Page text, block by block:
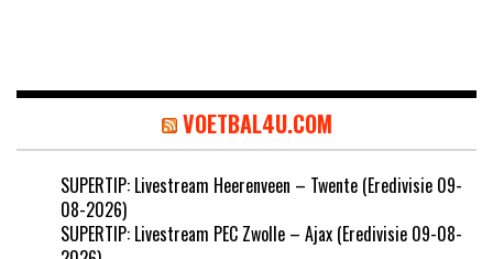
VOETBAL4U.COM
SUPERTIP: Livestream Heerenveen – Twente (Eredivisie 09-
08-2026)
SUPERTIP: Livestream PEC Zwolle – Ajax (Eredivisie 09-08-